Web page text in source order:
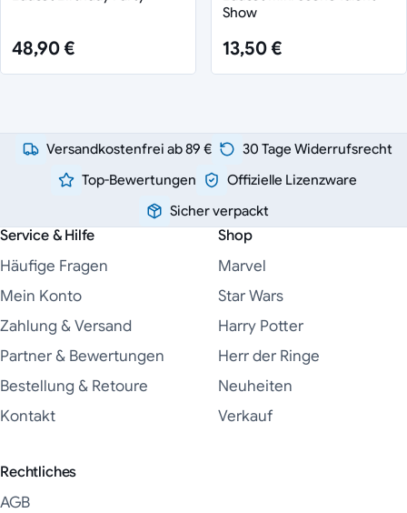
48,90 €
Show
13,50 €
Versandkostenfrei ab 89 €
30 Tage Widerrufsrecht
Top-Bewertungen
Offizielle Lizenzware
Sicher verpackt
Service & Hilfe
Häufige Fragen
Mein Konto
Zahlung & Versand
Partner & Bewertungen
Bestellung & Retoure
Kontakt
Shop
Marvel
Star Wars
Harry Potter
Herr der Ringe
Neuheiten
Verkauf
Rechtliches
AGB